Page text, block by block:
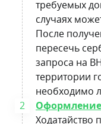
требуемых
случаях
После
пересечь
запроса на
территории
необходимо
Ходатайство